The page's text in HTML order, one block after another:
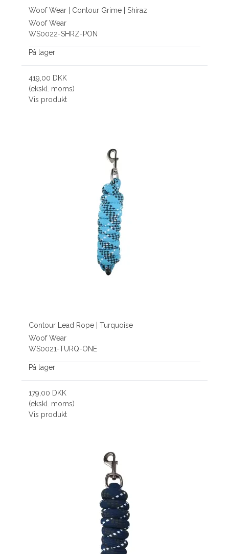
Woof Wear | Contour Grime | Shiraz
Woof Wear
WS0022-SHRZ-PON
På lager
419,00 DKK
(ekskl. moms)
Vis produkt
Contour Lead Rope | Turquoise
Woof Wear
WS0021-TURQ-ONE
På lager
179,00 DKK
(ekskl. moms)
Vis produkt